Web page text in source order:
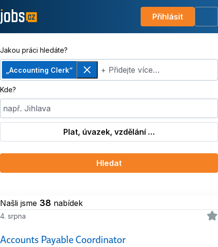
Přihlásit
Jakou práci hledáte?
„Accounting Clerk“
Odebrat+ Přidejte více…
Kde?
např. Jihlava
Plat, úvazek, vzdělání …
Hledat
Našli jsme 38 nabídek
Accounts Payable Coordinator
4. srpna